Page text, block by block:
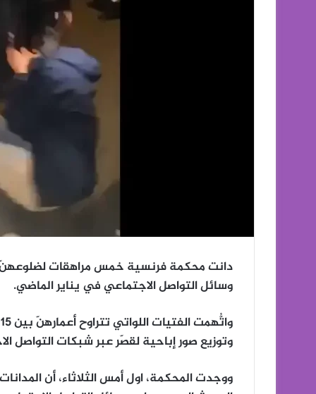
دانت محكمة فرنسية خمس مراهقات
وسائل التواصل الاجتماعي في يناير الماضي.
وتوزيع صور إباحية لقصّر عبر شبكات التواصل
ووجدت المحكمة، اول أمس الثلاثاء، أن